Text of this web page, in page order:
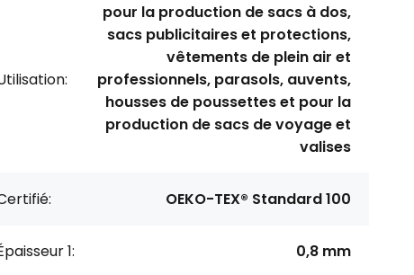
pour la production de sacs à dos,
sacs publicitaires et protections,
vêtements de plein air et
professionnels, parasols, auvents,
housses de poussettes et pour la
production de sacs de voyage et
valises
OEKO-TEX® Standard 100
1: 0,8 mm